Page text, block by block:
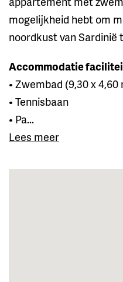
mogelijkheid hebt om
noordkust van Sardinië
Accommodatie
• Zwembad (9,30 x 4,60
• Tennisbaan
• Pa...
Lees meer